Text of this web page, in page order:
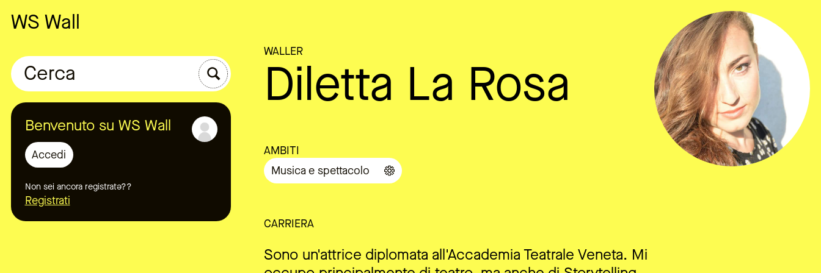
WS Wall
Cerca
Benvenuto su WS Wall
Accedi
Non sei ancora registratə??
Registrati
WALLER
Diletta La Rosa
AMBITI
Musica e spettacolo
CARRIERA
Sono un'attrice diplomata all'Accademia Teatrale Veneta. Mi